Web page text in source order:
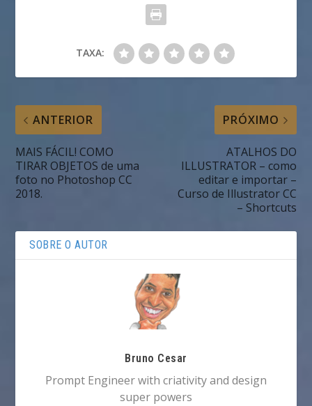
TAXA:
ANTERIOR
MAIS FÁCIL! COMO
TIRAR OBJETOS de uma
foto no Photoshop CC
2018.
PRÓXIMO
ATALHOS DO
ILLUSTRATOR – como
editar e importar –
Curso de Illustrator CC
– Shortcuts
SOBRE O AUTOR
Bruno Cesar
Prompt Engineer with criativity and design
super powers